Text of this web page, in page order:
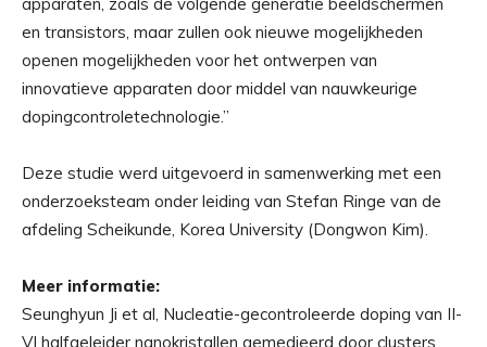
apparaten, zoals de volgende generatie beeldschermen
en transistors, maar zullen ook nieuwe mogelijkheden
openen mogelijkheden voor het ontwerpen van
innovatieve apparaten door middel van nauwkeurige
dopingcontroletechnologie.”
Deze studie werd uitgevoerd in samenwerking met een
onderzoeksteam onder leiding van Stefan Ringe van de
afdeling Scheikunde, Korea University (Dongwon Kim).
Meer informatie:
Seunghyun Ji et al, Nucleatie-gecontroleerde doping van II-
VI halfgeleider nanokristallen gemedieerd door clusters